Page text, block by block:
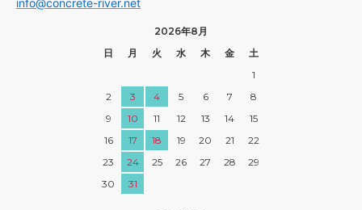
info@concrete-river.net
2026年8月
日
月 火 水 木 金
土
1
2
3 4 5 6 7
8
9
10 11 12 13 14
15
16
17 18 19 20 21
22
23
24 25 26 27 28
29
30
31